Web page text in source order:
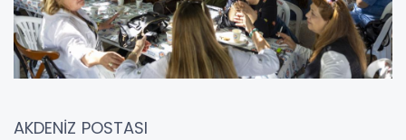
AKDENİZ POSTASI